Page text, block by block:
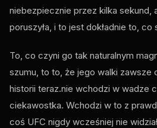
niebezpiecznie przez kilka sekund,
poruszyła, i to jest dokładnie to, co
To, co czyni go tak naturalnym
szumu, to to, że jego walki zawsze
historii teraz.nie wchodzi w wadze
ciekawostka. Wchodzi w to z
coś UFC nigdy wcześniej nie